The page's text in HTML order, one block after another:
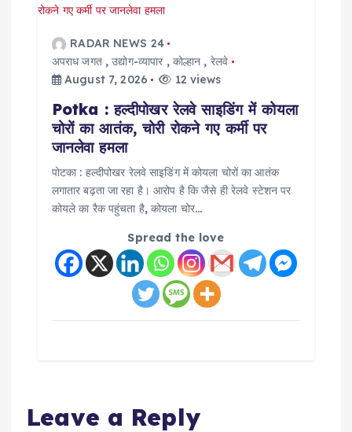
RADAR NEWS 24
अपराध जगत,उद्योग-व्यापार , कोल्हान , रेलवे
August 7, 2026
12 views
Potka : हल्दीपोखर रेलवे साइडिंग में कोयला
चोरों का आतंक, चोरी रोकने गए कर्मी पर
जानलेवा हमला
पोटका : हल्दीपोखर रेलवे साइडिंग में कोयला चोरों का आतंक
लगातार बढ़ता जा रहा है। आरोप है कि जैसे ही रेलवे स्टेशन पर
कोयले का रैक पहुंचता है, कोयला चोर…
Spread the love
Leave a Reply